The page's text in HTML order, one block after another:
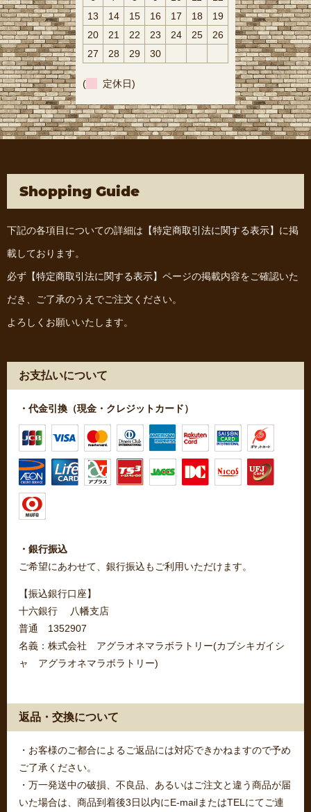
13
14 15 16 17 18
19
20
21 22 23 24 25
26
27
28 29 30
( 定休日)
Shopping Guide
下記の各項目についての詳細は 【特定商取引法に関する表示】 に掲
載しております。
必ず 【特定商取引法に関する表示】 ページの掲載内容をご確認いた
だき、ご了承のうえでご注文ください。
よろしくお願いいたします。
お支払いについて
・代金引換（現金・クレジットカード）
・銀行振込
ご希望にあわせて、銀行振込もご利用いただけます。
【振込銀行口座】
十六銀行 八幡支店
普通 1352907
名義：株式会社 アグラオネマラボラトリー(カブシキガイシ
ャ アグラオネマラボラトリー)
返品・交換について
・お客様のご都合によるご返品には対応できかねますので予め
ご了承ください。
・万一発送中の破損、不良品、あるいはご注文と違う商品が届
いた場合は、商品到着後3日以内にE-mailまたはTELにてご連